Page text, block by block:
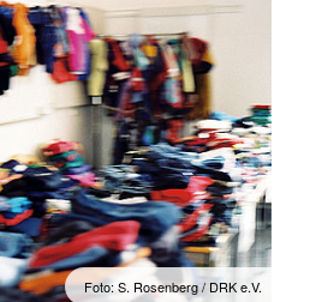
Foto: S. Rosenberg / DRK e.V.